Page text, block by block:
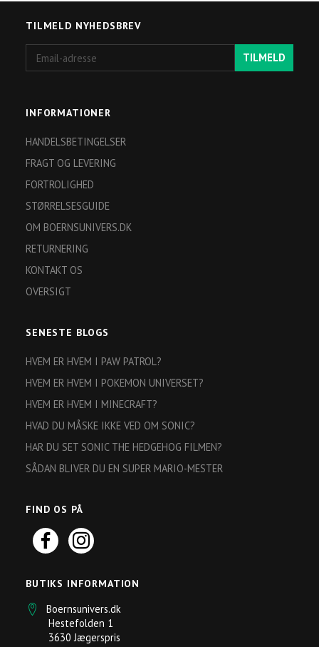
TILMELD NYHEDSBREV
adresse
TILMELD
INFORMATIONER
HANDELSBETINGELSER
FRAGT OG LEVERING
FORTROLIGHED
STØRRELSESGUIDE
OM BOERNSUNIVERS.DK
RETURNERING
KONTAKT OS
OVERSIGT
SENESTE BLOGS
HVEM ER HVEM I PAW PATROL?
HVEM ER HVEM I POKEMON UNIVERSET?
HVEM ER HVEM I MINECRAFT?
HVAD DU MÅSKE IKKE VED OM SONIC?
HAR DU SET SONIC THE HEDGEHOG FILMEN?
SÅDAN BLIVER DU EN SUPER MARIO-MESTER
FIND OS PÅ
BUTIKS INFORMATION
Boernsunivers.dk
Hestefolden 1
3630 Jægerspris